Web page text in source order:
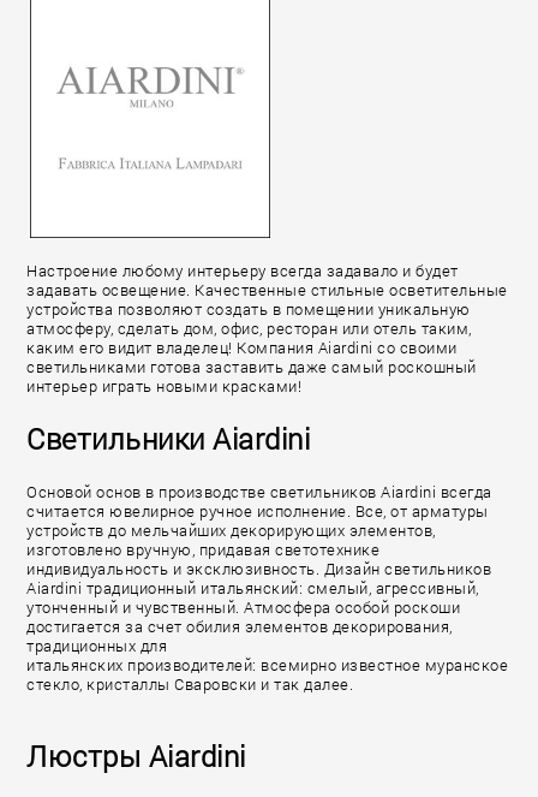
Настроение любому интерьеру всегда задавало и будет
задавать освещение. Качественные стильные осветительные
устройства позволяют создать в помещении уникальную
атмосферу, сделать дом, офис, ресторан или отель таким,
каким его видит владелец! Компания Aiardini со своими
светильниками готова заставить даже самый роскошный
интерьер играть новыми красками!
Светильники Aiardini
Основой основ в производстве светильников Aiardini всегда
считается ювелирное ручное исполнение. Все, от арматуры
устройств до мельчайших декорирующих элементов,
изготовлено вручную, придавая светотехнике
индивидуальность и эксклюзивность. Дизайн светильников
Aiardini традиционный итальянский: смелый, агрессивный,
утонченный и чувственный. Атмосфера особой роскоши
достигается за счет обилия элементов декорирования,
традиционных для
итальянских производителей: всемирно известное муранское
стекло, кристаллы Сваровски и так далее.
Люстры Aiardini